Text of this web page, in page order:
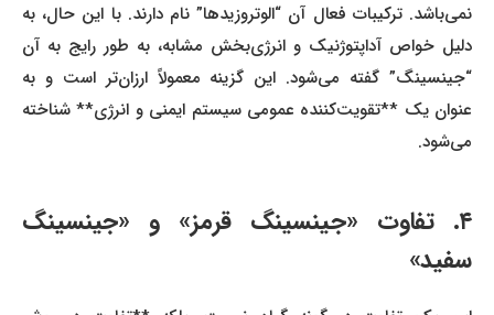
نمی‌باشد. ترکیبات فعال آن “الوتروزیدها” نام دارند. با این حال، به
دلیل خواص آداپتوژنیک و انرژی‌بخش مشابه، به طور رایج به آن
“جینسینگ” گفته می‌شود. این گزینه معمولاً ارزان‌تر است و به
عنوان یک **تقویت‌کننده عمومی سیستم ایمنی و انرژی** شناخته
می‌شود.
۴. تفاوت «جینسینگ قرمز» و «جینسینگ
سفید»